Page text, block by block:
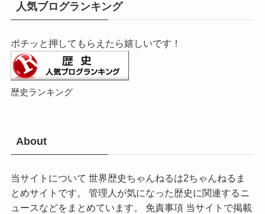
人気ブログランキング
ポチッと押してもらえたら嬉しいです！
歴史ランキング
About
当サイトについて 世界歴史ちゃんねるは2ちゃんねるま
とめサイトです。 管理人が気になった歴史に関連するニ
ュースなどをまとめています。 免責事項 当サイトで掲載